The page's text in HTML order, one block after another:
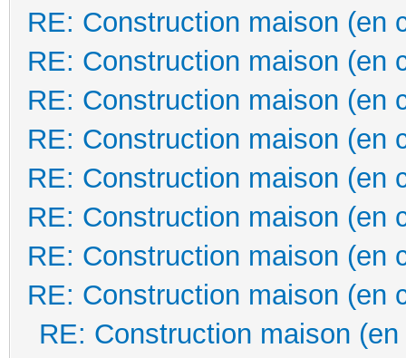
RE: Construction maison (en
RE: Construction maison (en
RE: Construction maison (en
RE: Construction maison (en
RE: Construction maison (en
RE: Construction maison (en
RE: Construction maison (en
RE: Construction maison (en
RE: Construction maison